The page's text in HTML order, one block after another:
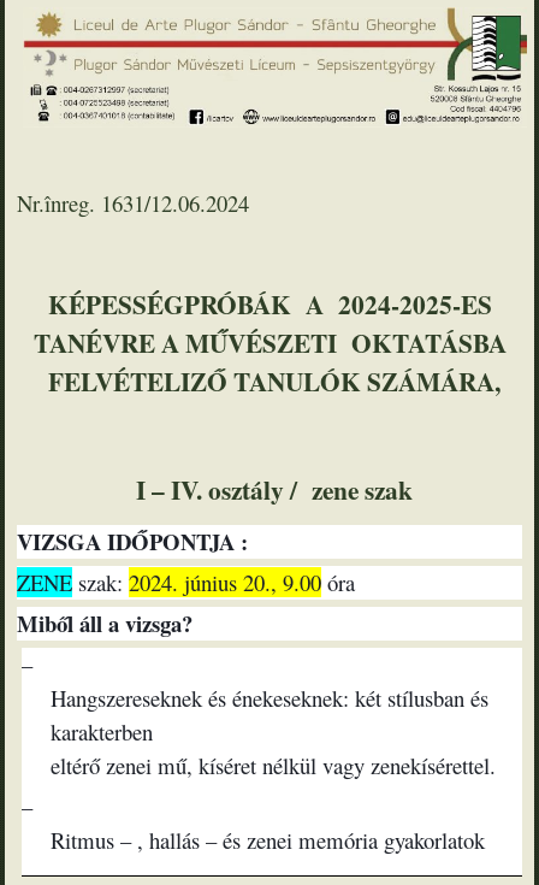
Nr.înreg. 1631/12.06.2024
KÉPESSÉGPRÓBÁK A 2024-2025-ES
TANÉVRE A MŰVÉSZETI OKTATÁSBA
FELVÉTELIZŐ TANULÓK SZÁMÁRA,
I – IV. osztály / zene szak
VIZSGA IDŐPONTJA :
ZENE szak:2024. június 20., 9.00 óra
Miből áll a vizsga?
–
Hangszereseknek és énekeseknek: két stílusban és
karakterben
eltérő zenei mű, kíséret nélkül vagy zenekísérettel.
–
Ritmus – , hallás – és zenei memória gyakorlatok